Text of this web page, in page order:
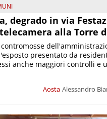
degrado in via
alla Torre
Aosta Alessandro
contromosse
presentato da
anche maggiori controlli e